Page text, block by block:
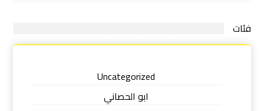
فئات
Uncategorized
ابو الحصاني